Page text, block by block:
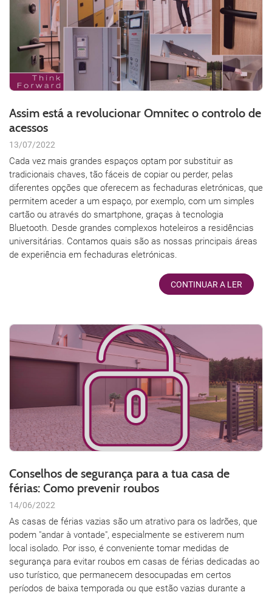
Assim está a revolucionar Omnitec o controlo de
acessos
13/07/2022
Cada vez mais grandes espaços optam por substituir as
tradicionais chaves, tão fáceis de copiar ou perder, pelas
diferentes opções que oferecem as fechaduras eletrónicas, que
permitem aceder a um espaço, por exemplo, com um simples
cartão ou através do smartphone, graças à tecnologia
Bluetooth. Desde grandes complexos hoteleiros a residências
universitárias. Contamos quais são as nossas principais áreas
de experiência em fechaduras eletrónicas.
CONTINUAR A LER
Conselhos de segurança para a tua casa de
férias: Como prevenir roubos
14/06/2022
As casas de férias vazias são um atrativo para os ladrões, que
podem "andar à vontade", especialmente se estiverem num
local isolado. Por isso, é conveniente tomar medidas de
segurança para evitar roubos em casas de férias dedicadas ao
uso turístico, que permanecem desocupadas em certos
períodos de baixa temporada ou que estão vazias durante a